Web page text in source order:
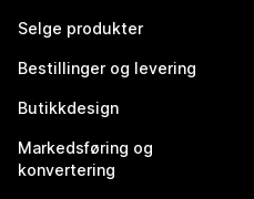
Selge produkter
Bestillinger og levering
Butikkdesign
Markedsføring og
konvertering